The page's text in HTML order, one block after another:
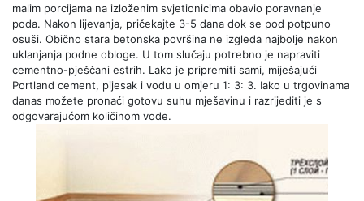
malim porcijama na izloženim svjetionicima obavio poravnanje
poda. Nakon lijevanja, pričekajte 3-5 dana dok se pod potpuno
osuši. Obično stara betonska površina ne izgleda najbolje nakon
uklanjanja podne obloge. U tom slučaju potrebno je napraviti
cementno-pješčani estrih. Lako je pripremiti sami, miješajući
Portland cement, pijesak i vodu u omjeru 1: 3: 3. Iako u trgovinama
danas možete pronaći gotovu suhu mješavinu i razrijediti je s
odgovarajućom količinom vode.